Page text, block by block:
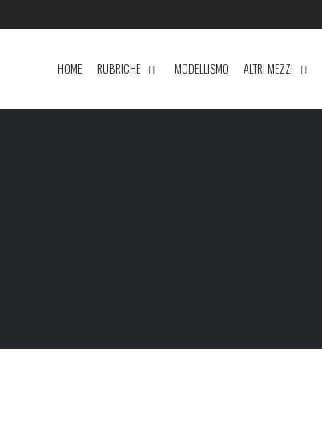
HOME RUBRICHE MODELLISMO ALTRI MEZZI